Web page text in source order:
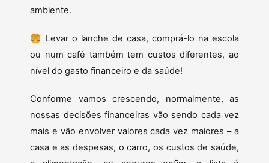
ambiente.
🍔 Levar o lanche de casa, comprá-lo na escola
ou num café também tem custos diferentes, ao
nível do gasto financeiro e da saúde!
Conforme vamos crescendo, normalmente, as
nossas decisões financeiras vão sendo cada vez
mais e vão envolver valores cada vez maiores – a
casa e as despesas, o carro, os custos de saúde,